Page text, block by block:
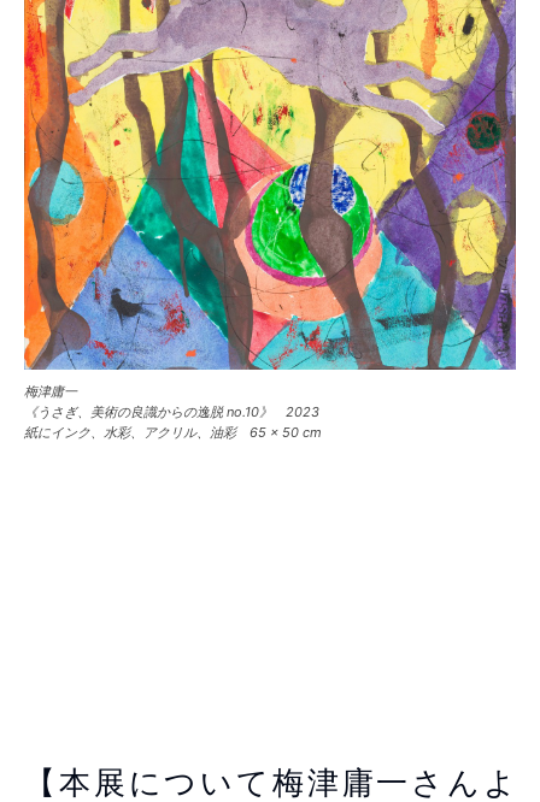
梅津庸一
《うさぎ、美術の良識からの逸脱 no.10》 2023
紙にインク、水彩、アクリル、油彩 65 × 50 cm
【本展について梅津庸一さんよ